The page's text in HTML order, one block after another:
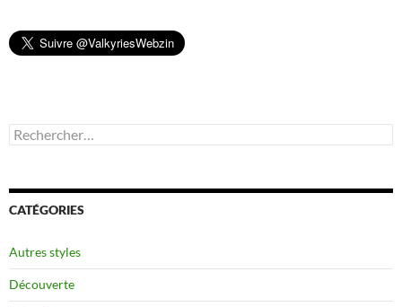
Rechercher :
CATÉGORIES
Autres styles
Découverte